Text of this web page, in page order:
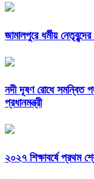
জামালপুরে ধর্মীয়
নদী দূষণ রোধে সমন্বিত
প্রধানমন্ত্রী
২০২৭ শিক্ষাবর্ষে প্রথম